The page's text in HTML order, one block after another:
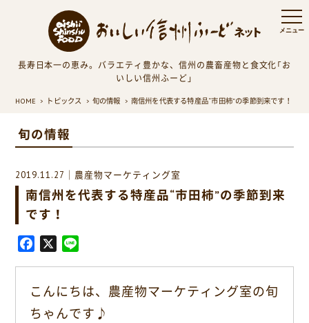
長寿日本一の恵み。バラエティ豊かな、信州の農畜産物と食文化「お
いしい信州ふーど」
HOME トピックス 旬の情報 南信州を代表する特産品“市田柿”の季節到来です！
旬の情報
2019.11.27｜農産物マーケティング室
南信州を代表する特産品“市田柿”の季節到来
です！
e
b
X
e
こんにちは、農産物マーケティング室の旬
ちゃんです♪